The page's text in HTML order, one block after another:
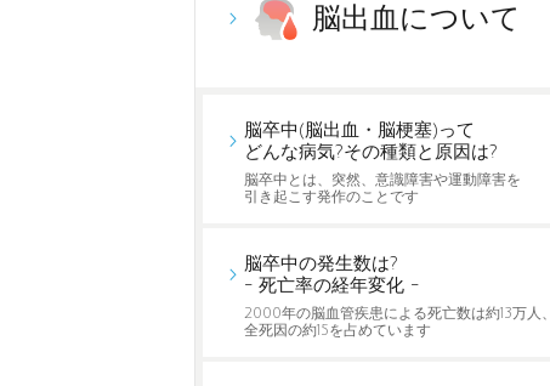
脳出血について
脳卒中(脳出血・脳梗塞)って
どんな病気?その種類と原因は?
脳卒中とは、突然、意識障害や運動障害を
引き起こす発作のことです
脳卒中の発生数は?
- 死亡率の経年変化 -
2000年の脳血管疾患による死亡数は約13万人、
全死因の約15を占めています